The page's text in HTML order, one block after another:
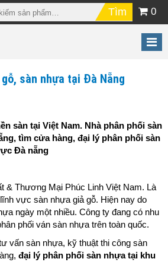
0
sàn nhựa tại Đà Nẵng
sàn tại Việt Nam. Nhà phân phối sàn
tìm cửa hàng, đại lý phân phối sàn
Đà nẵng
& Thương Mại Phúc Linh Việt Nam. Là
vực sàn nhựa giả gỗ. Hiện nay do
ngày một nhiều. Công ty đang có nhu
phối ván sàn nhựa trên toàn quốc.
vấn sàn nhựa, kỹ thuật thi công sàn
đại lý phân phối sàn nhựa tại khu